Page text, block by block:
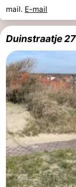
mail. E-mail
Duinstraatje 27